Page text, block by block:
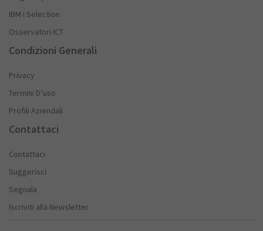
IBM i Selection
Osservatori ICT
Condizioni Generali
Privacy
Termini D’uso
Profili Aziendali
Contattaci
Contattaci
Suggerisci
Segnala
Iscriviti alla Newsletter